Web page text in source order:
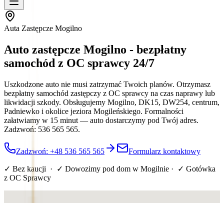
Auta Zastępcze Mogilno
Auto zastępcze Mogilno - bezpłatny
samochód z OC sprawcy 24/7
Uszkodzone auto nie musi zatrzymać Twoich planów. Otrzymasz
bezpłatny samochód zastępczy z OC sprawcy na czas naprawy lub
likwidacji szkody. Obsługujemy Mogilno, DK15, DW254, centrum,
Padniewko i okolice jeziora Mogileńskiego. Formalności
załatwiamy w 15 minut — auto dostarczymy pod Twój adres.
Zadzwoń: 536 565 565.
Zadzwoń: +48 536 565 565 Formularz kontaktowy
✓ Bez kaucji · ✓ Dowozimy pod dom w Mogilnie · ✓ Gotówka
z OC Sprawcy